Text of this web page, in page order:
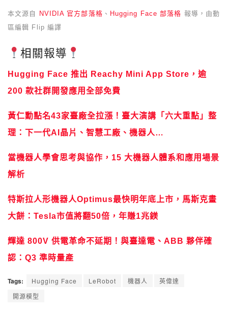
本文源自 NVIDIA 官方部落格 、 Hugging Face 部落格 報導，由動
區編輯 Flip 編譯
相關報導
Hugging Face 推出 Reachy Mini App Store，逾
200 款社群開發應用全部免費
黃仁勳點名43家臺廠全拉漲！臺大演講「六大重點」整
理：下一代AI晶片、智慧工廠、機器人…
當機器人學會思考與協作，15 大機器人體系和應用場景
解析
特斯拉人形機器人Optimus最快明年底上市，馬斯克畫
大餅：Tesla市值將翻50倍，年賺1兆鎂
輝達 800V 供電革命不延期！與臺達電、ABB 夥伴確
認：Q3 準時量產
Tags: Hugging Face LeRobot 機器人
英偉達
開源模型